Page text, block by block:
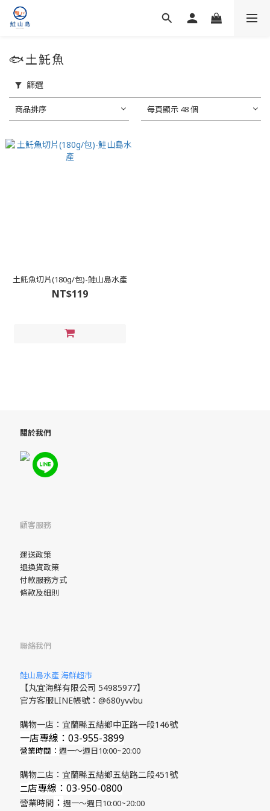
🐟土魠魚
篩選
商品排序 每頁顯示 48 個
土魠魚切片(180g/包)-鮭山島水產
NT$119
關於我們
顧客服務
運送政策
退換貨政策
付款服務方式
條款及細則
聯絡我們
鮭山島水產 海鮮超市
【丸宜海鮮有限公司 54985977】
官方客服LINE帳號：@680yvvbu
購物一店：宜蘭縣五結鄉中正路一段146號
一店專線：03-955-3899
營業時間： 週一～週日10:00~20:00
購物二店：宜蘭縣五結鄉五結路二段451號
​二店專線 ：03-950-0800
營業時間 ： 週一～週日10:00~20:00